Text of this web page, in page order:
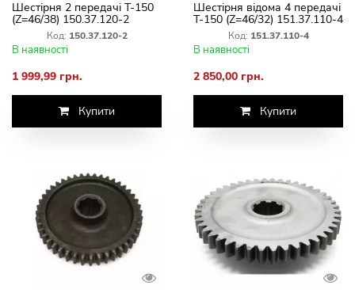
Шестірня 2 передачі Т-150
(Z=46/38) 150.37.120-2
вторинного вала КПП
Код: 150.37.120-2
В наявності
1 999,99 грн.
Купити
Шестірня відома 4 передачі
Т-150 (Z=46/32) 151.37.110-4
Код: 151.37.110-4
В наявності
2 850,00 грн.
Купити